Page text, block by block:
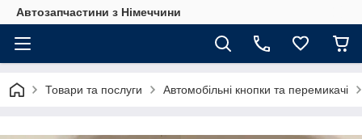
Автозапчастини з Німеччини
Товари та послуги Автомобільні кнопки та перемикачі